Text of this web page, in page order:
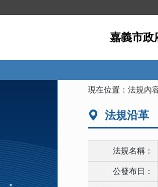
到
嘉義市政
現在位置：法規內
法規沿革
法規名稱：
公發布日：